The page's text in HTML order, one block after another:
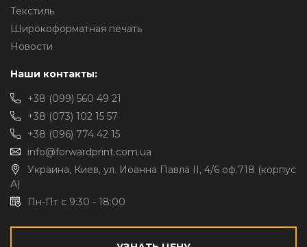
Текстиль
Широкоформатная печать
Новости
Наши контакты:
+38 (099) 560 49 21
+38 (073) 102 15 57
+38 (096) 774 42 15
info@forwardprint.com.ua
Украина, Киев, ул. Иоанна Павла II, 4/6 оф.718 (корпус
А)
Пн-Пт с 9:30 - 18:00